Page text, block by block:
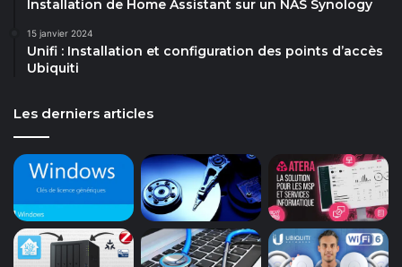
Installation de Home Assistant sur un NAS Synology
15 janvier 2024
Unifi : Installation et configuration des points d’accès
Ubiquiti
Les derniers articles